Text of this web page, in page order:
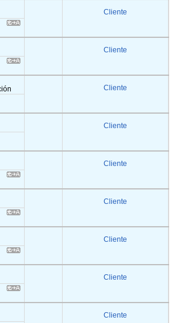
Cliente
Cliente
Cliente
Cliente
Cliente
Cliente
Cliente
Cliente
Cliente